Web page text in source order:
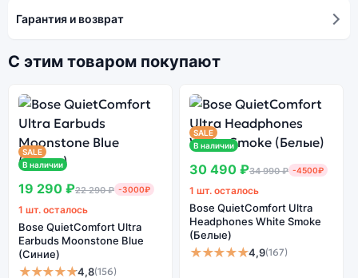
Гарантия и возврат
С этим товаром покупают
SALE
В наличии
19 290 ₽22 290 ₽ -3000₽
1 шт. осталось
Bose QuietComfort Ultra
Earbuds Moonstone Blue
(Синие)
★★★★★4,8(156)
SALE
В наличии
30 490 ₽34 990 ₽ -4500₽
1 шт. осталось
Bose QuietComfort Ultra
Headphones White Smoke
(Белые)
★★★★★4,9(167)